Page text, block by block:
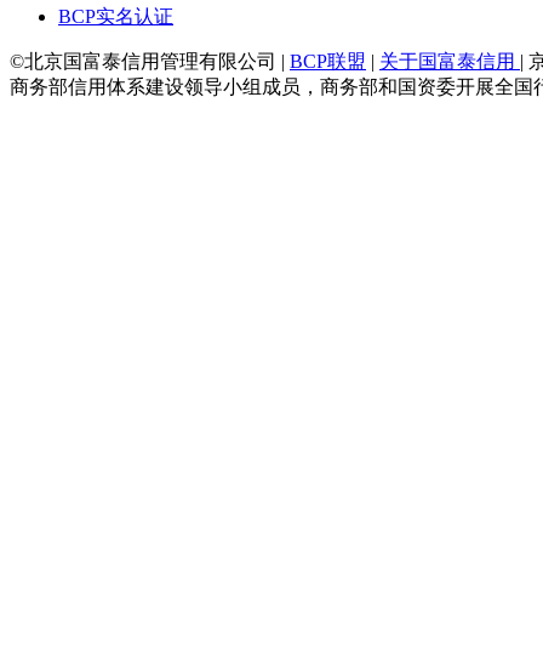
BCP实名认证
©北京国富泰信用管理有限公司 | BCP联盟 | 关于国富泰信用 |
商务部信用体系建设领导小组成员，商务部和国资委开展全国